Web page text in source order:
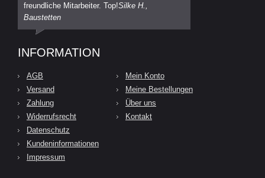
freundliche Mitarbeiter. Top!Silke H.,
Baustetten
INFORMATION
AGB
Versand
Zahlung
Widerrufsrecht
Datenschutz
Kundeninformationen
Impressum
Mein Konto
Meine Bestellungen
Über uns
Kontakt